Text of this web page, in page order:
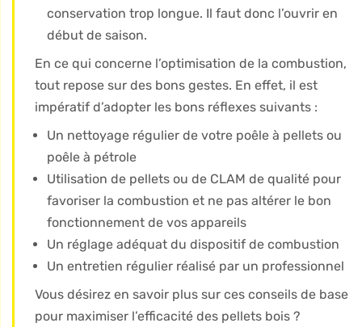
conservation trop longue. Il faut donc l’ouvrir en
début de saison.
En ce qui concerne l’optimisation de la combustion,
tout repose sur des bons gestes. En effet, il est
impératif d’adopter les bons réflexes suivants :
Un nettoyage régulier de votre poêle à pellets ou
poêle à pétrole
Utilisation de pellets ou de CLAM de qualité pour
favoriser la combustion et ne pas altérer le bon
fonctionnement de vos appareils
Un réglage adéquat du dispositif de combustion
Un entretien régulier réalisé par un professionnel
Vous désirez en savoir plus sur ces conseils de base
pour maximiser l’efficacité des pellets bois ?